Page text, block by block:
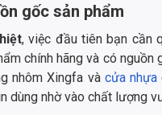
gốc sản phẩm
, việc đầu tiên bạn cần
chính hãng và có
nhôm Xingfa và cửa nhựa
dùng nhờ vào chất lượng